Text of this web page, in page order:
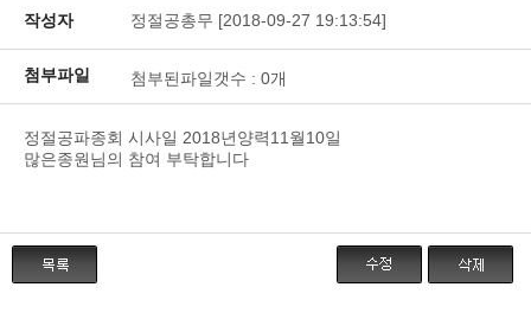
작성자 정절공총무 [2018-09-27 19:13:54]
첨부파일 첨부된파일갯수 : 0개
정절공파종회 시사일 2018년양력11월10일
많은종원님의 참여 부탁합니다